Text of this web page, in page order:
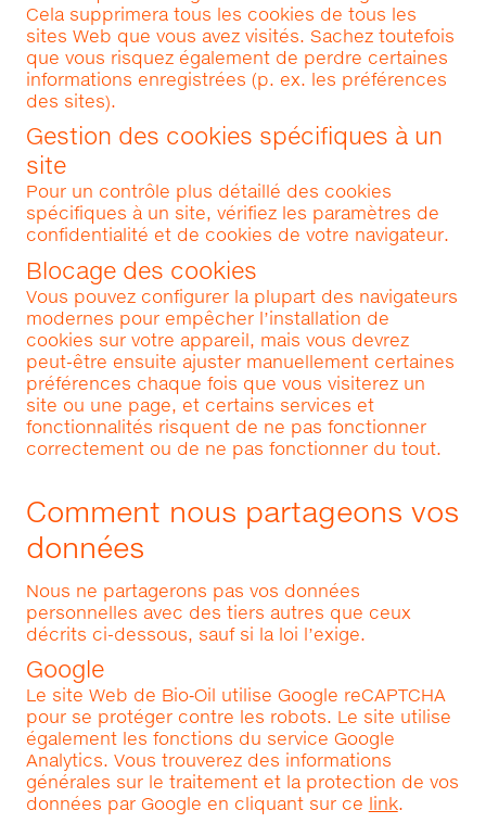
Cela supprimera tous les cookies de tous les
sites Web que vous avez visités. Sachez toutefois
que vous risquez également de perdre certaines
informations enregistrées (p. ex. les préférences
des sites).
Gestion des cookies spécifiques à un
site
Pour un contrôle plus détaillé des cookies
spécifiques à un site, vérifiez les paramètres de
confidentialité et de cookies de votre navigateur.
Blocage des cookies
Vous pouvez configurer la plupart des navigateurs
modernes pour empêcher l’installation de
cookies sur votre appareil, mais vous devrez
peut-être ensuite ajuster manuellement certaines
préférences chaque fois que vous visiterez un
site ou une page, et certains services et
fonctionnalités risquent de ne pas fonctionner
correctement ou de ne pas fonctionner du tout.
Comment nous partageons vos
données
Nous ne partagerons pas vos données
personnelles avec des tiers autres que ceux
décrits ci-dessous, sauf si la loi l’exige.
Google
Le site Web de Bio‑Oil utilise Google reCAPTCHA
pour se protéger contre les robots. Le site utilise
également les fonctions du service Google
Analytics. Vous trouverez des informations
générales sur le traitement et la protection de vos
données par Google en cliquant sur ce link.